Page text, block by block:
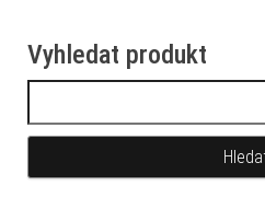
Vyhledat produkt